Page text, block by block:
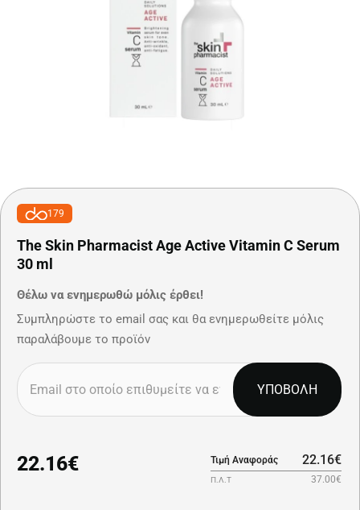
179
The Skin Pharmacist Age Active Vitamin C Serum
30 ml
22.16€ Τιμή Αναφοράς 22.16€
Π.Λ.Τ 37.00€
Θέλω να ενημερωθώ μόλις έρθει!
Συμπληρώστε το email σας και θα ενημερωθείτε μόλις
παραλάβουμε το προϊόν
ΥΠΟΒΟΛΗ